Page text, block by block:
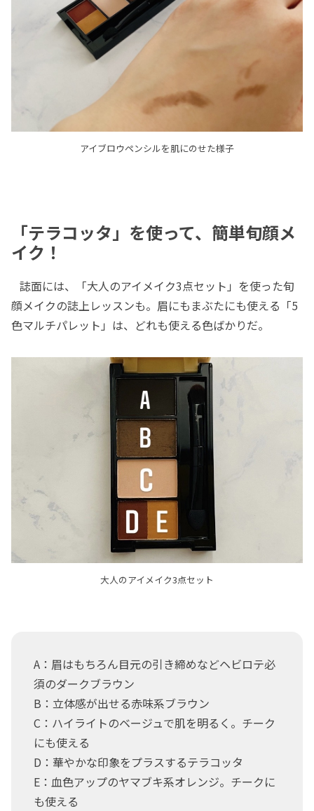
アイブロウペンシルを肌にのせた様子
「テラコッタ」を使って、簡単旬顔メ
イク！
誌面には、「大人のアイメイク3点セット」を使った旬
顔メイクの誌上レッスンも。眉にもまぶたにも使える「5
色マルチパレット」は、どれも使える色ばかりだ。
大人のアイメイク3点セット
A：眉はもちろん目元の引き締めなどヘビロテ必
須のダークブラウン
B：立体感が出せる赤味系ブラウン
C：ハイライトのベージュで肌を明るく。チーク
にも使える
D：華やかな印象をプラスするテラコッタ
E：血色アップのヤマブキ系オレンジ。チークに
も使える